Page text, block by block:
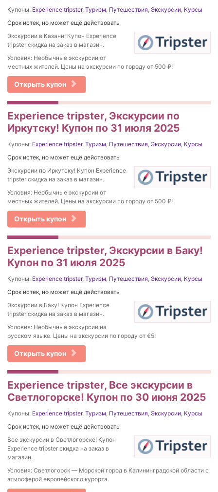
Купоны: Experience tripster, Туризм, Путешествия, Экскурсии, Курсы
Срок истек, но может ещё действовать
Экскурсии в Казани! Купон Experience
tripster скидка на заказ в магазин.
Условия: Необычные экскурсии от
местных жителей. Цены на экскурсии по городу от 500 ₽!
Открыть купон
Experience tripster, Экскурсии по
Иркутску! Купон по 31 июля 2025
Купоны: Experience tripster, Туризм, Путешествия, Экскурсии, Курсы
Срок истек, но может ещё действовать
Экскурсии по Иркутску! Купон Experience
tripster скидка на заказ в магазин.
Условия: Необычные экскурсии от
местных жителей. Цены на экскурсии по городу от 500 ₽!
Открыть купон
Experience tripster, Экскурсии в Баку!
Купон по 31 июля 2025
Купоны: Experience tripster, Туризм, Путешествия, Экскурсии, Курсы
Срок истек, но может ещё действовать
Экскурсии в Баку! Купон Experience
tripster скидка на заказ в магазин.
Условия: Необычные экскурсии на
русском языке. Цены на экскурсии по городу от €5!
Открыть купон
Experience tripster, Все экскурсии в
Светлогорске! Купон по 30 июня 2025
Купоны: Experience tripster, Туризм, Путешествия, Экскурсии, Курсы
Срок истек, но может ещё действовать
Все экскурсии в Светлогорске! Купон
Experience tripster скидка на заказ в
магазин.
Условия: Светлогорск — Морской город в Калининградской области с
атмосферой европейского курорта.